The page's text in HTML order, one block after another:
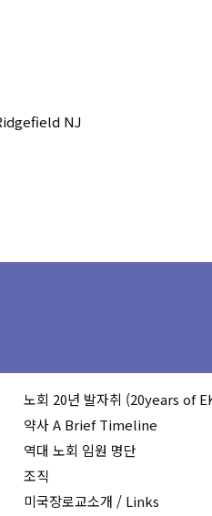
NJ
노회 20년 발자취 (20years of
약사 A Brief Timeline
역대 노회 임원 명단
조직
미국장로교소개 / Links